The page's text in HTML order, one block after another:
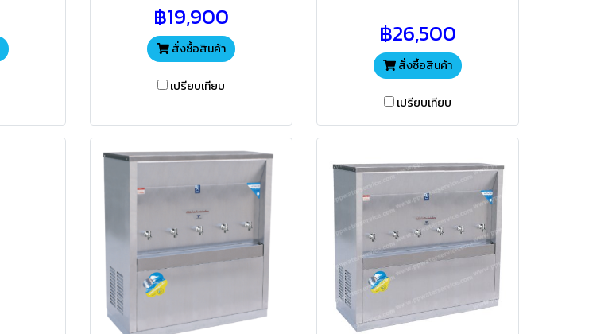
฿19,900
สั่งซื้อสินค้า
เปรียบเทียบ
฿26,500
สั่งซื้อสินค้า
เปรียบเทียบ